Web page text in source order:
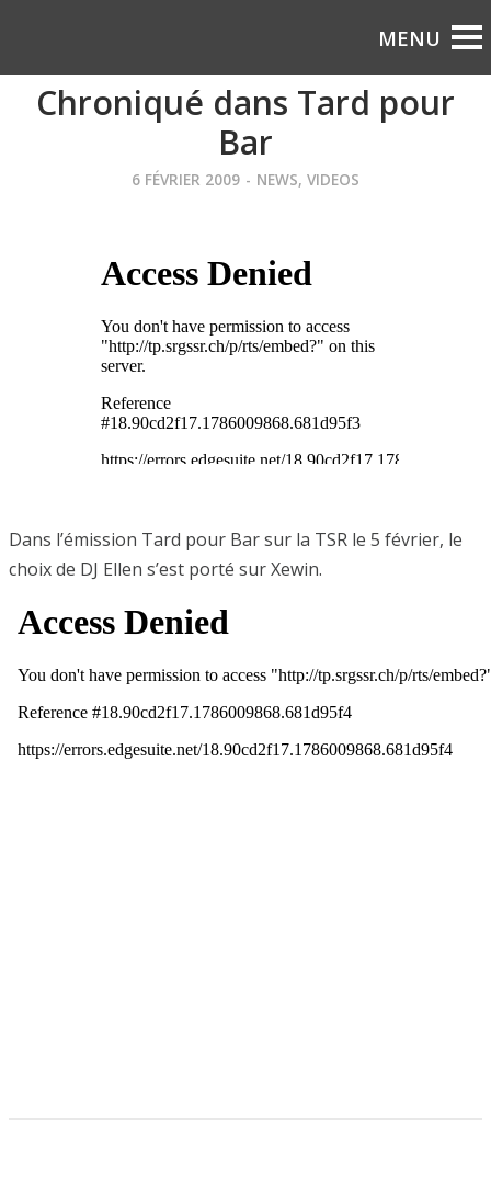
Chroniqué dans Tard pour
Bar
6 FÉVRIER 2009 - NEWS, VIDEOS
Dans l’émission Tard pour Bar sur la TSR le 5 février, le
choix de DJ Ellen s’est porté sur Xewin.